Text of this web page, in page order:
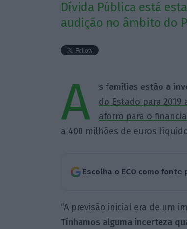
Dívida Pública está
audição no âmbito do
A s famílias estão a
do Estado para
aforro para o
a 400 milhões de euros
Escolha o ECO como
“A previsão inicial era de um
Tínhamos alguma incerteza